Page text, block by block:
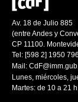
Av. 18 de Julio 885
(entre Andes y
CP 11100.
Tel: [598 2] 1950
Mail:
Lunes, miércoles,
Martes: de 10 a 21